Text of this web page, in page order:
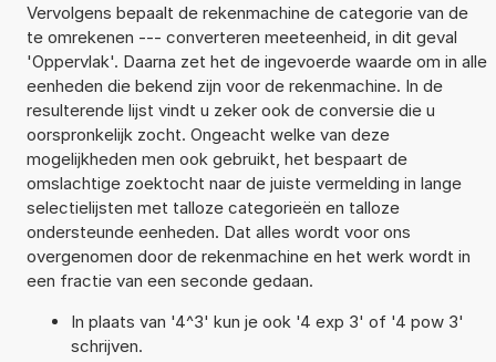
Vervolgens bepaalt de rekenmachine de categorie van de
te omrekenen --- converteren meeteenheid, in dit geval
'Oppervlak'. Daarna zet het de ingevoerde waarde om in alle
eenheden die bekend zijn voor de rekenmachine. In de
resulterende lijst vindt u zeker ook de conversie die u
oorspronkelijk zocht. Ongeacht welke van deze
mogelijkheden men ook gebruikt, het bespaart de
omslachtige zoektocht naar de juiste vermelding in lange
selectielijsten met talloze categorieën en talloze
ondersteunde eenheden. Dat alles wordt voor ons
overgenomen door de rekenmachine en het werk wordt in
een fractie van een seconde gedaan.
In plaats van '4^3' kun je ook '4 exp 3' of '4 pow 3'
schrijven.